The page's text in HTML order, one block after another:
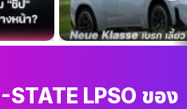
STATE LPSO ของ